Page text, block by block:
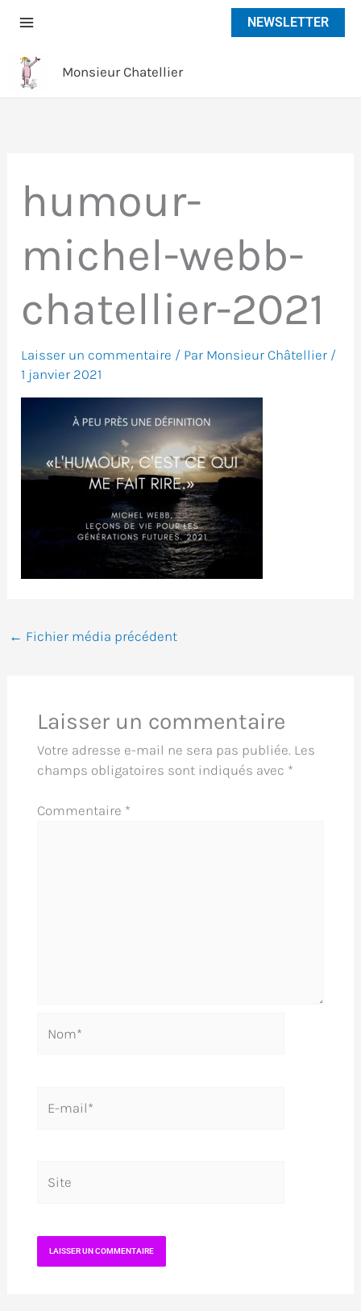
NEWSLETTER
Monsieur Chatellier
humour-
michel-webb-
chatellier-2021
Laisser un commentaire / Par Monsieur Châtellier /
1 janvier 2021
← Fichier média précédent
Laisser un commentaire
Votre adresse e-mail ne sera pas publiée. Les
champs obligatoires sont indiqués avec *
Commentaire *
mail*